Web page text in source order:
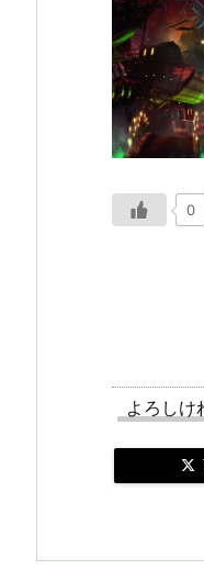
0
よろしけ